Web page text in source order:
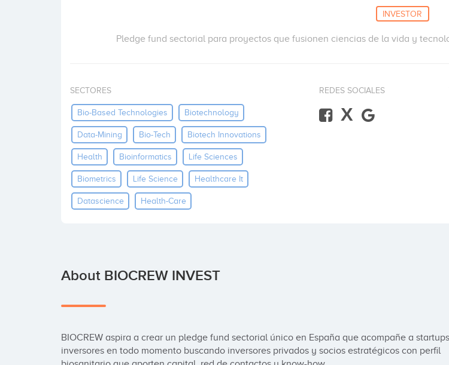
INVESTOR
Pledge fund sectorial para proyectos que fusionen ciencias de la vida y
SECTORES
Bio-Based Technologies Biotechnology
Data-Mining Bio-Tech Biotech Innovations
Health Bioinformatics Life Sciences
Biometrics Life Science Healthcare It
Datascience Health-Care
REDES SOCIALES
X
About BIOCREW INVEST
BIOCREW aspira a crear un pledge fund sectorial único en España que acompañe a
inversores en todo momento buscando inversores privados y socios estratégicos con perfil